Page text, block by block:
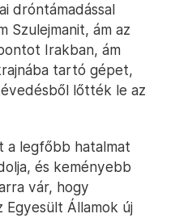
dróntámadással
Szulejmanit, ám az
Irakban, ám
tartó gépet,
lőtték le az
a legfőbb hatalmat
és keményebb
vár, hogy
Egyesült Államok új